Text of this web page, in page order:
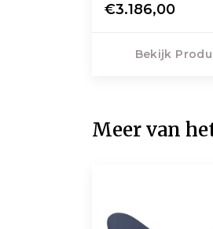
€3.186,00
Bekijk
Meer van